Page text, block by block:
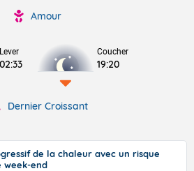
Amour
Lever
02:33
Coucher
19:20
Dernier Croissant
de la chaleur avec un risque
week-end